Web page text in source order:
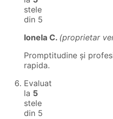
stele
din 5
Ionela C. (proprietar
Promptitudine și
rapida.
Evaluat
la 5
stele
din 5